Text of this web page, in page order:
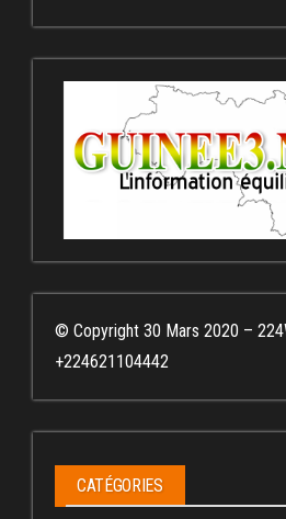
© Copyright 30 Mars 2020 –
+224621104442
CATÉGORIES